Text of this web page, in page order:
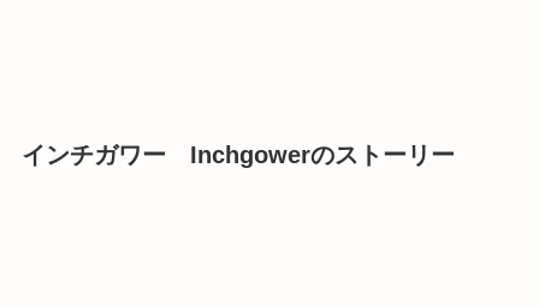
インチガワー Inchgowerのストーリー